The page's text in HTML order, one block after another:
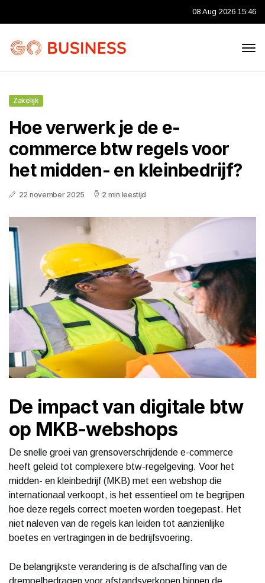
08 Aug 2026 15:46
Zakelijk
Hoe verwerk je de e-
commerce btw regels voor
het midden- en kleinbedrijf?
22 november 2025 2 min leestijd
De impact van digitale btw
op MKB-webshops
De snelle groei van grensoverschrijdende e-commerce
heeft geleid tot complexere btw-regelgeving. Voor het
midden- en kleinbedrijf (MKB) met een webshop die
internationaal verkoopt, is het essentieel om te begrijpen
hoe deze regels correct moeten worden toegepast. Het
niet naleven van de regels kan leiden tot aanzienlijke
boetes en vertragingen in de bedrijfsvoering.
De belangrijkste verandering is de afschaffing van de
drempelbedragen voor afstandsverkopen binnen de